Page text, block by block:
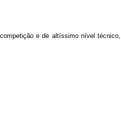
e de altíssimo nível técnico,